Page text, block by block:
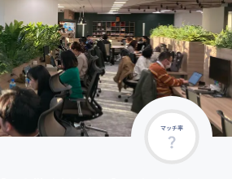
マッチ率